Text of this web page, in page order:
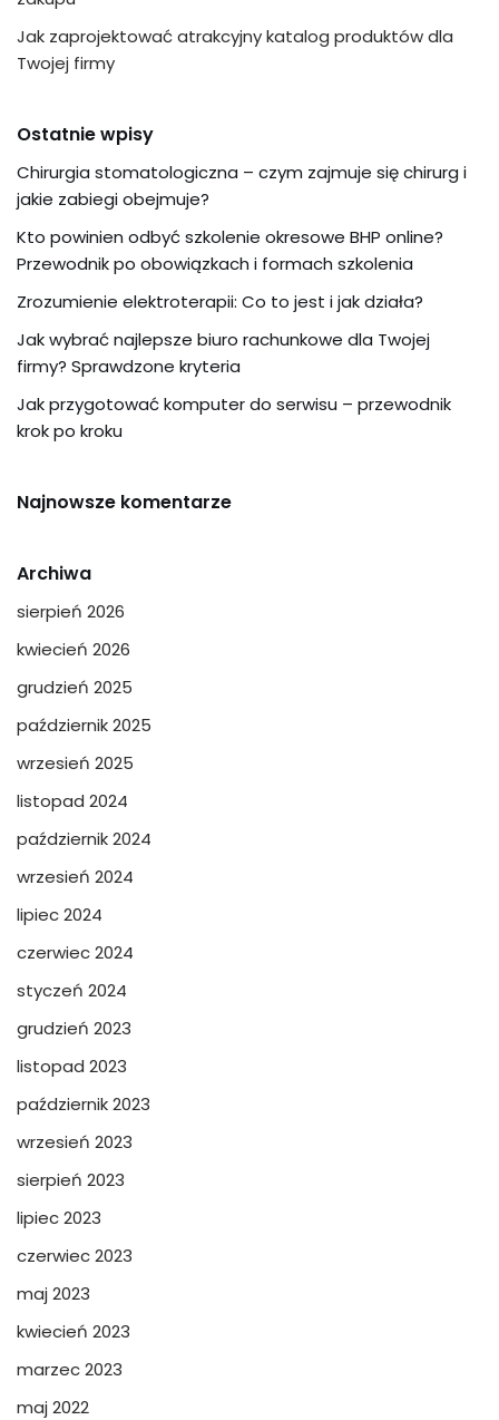
Jak zaprojektować atrakcyjny katalog produktów dla
Twojej firmy
Ostatnie wpisy
Chirurgia stomatologiczna – czym zajmuje się chirurg i
jakie zabiegi obejmuje?
Kto powinien odbyć szkolenie okresowe BHP online?
Przewodnik po obowiązkach i formach szkolenia
Zrozumienie elektroterapii: Co to jest i jak działa?
Jak wybrać najlepsze biuro rachunkowe dla Twojej
firmy? Sprawdzone kryteria
Jak przygotować komputer do serwisu – przewodnik
krok po kroku
Najnowsze komentarze
Archiwa
sierpień 2026
kwiecień 2026
grudzień 2025
październik 2025
wrzesień 2025
listopad 2024
październik 2024
wrzesień 2024
lipiec 2024
czerwiec 2024
styczeń 2024
grudzień 2023
listopad 2023
październik 2023
wrzesień 2023
sierpień 2023
lipiec 2023
czerwiec 2023
maj 2023
kwiecień 2023
marzec 2023
maj 2022